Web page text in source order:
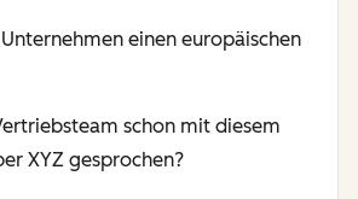
einen europäischen
schon mit diesem
XYZ gesprochen?